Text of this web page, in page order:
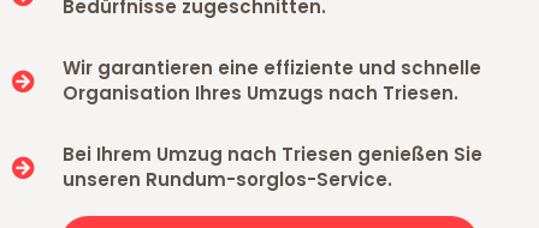
Bedürfnisse zugeschnitten.
Wir garantieren eine effiziente und schnelle
Organisation Ihres Umzugs nach Triesen.
Bei Ihrem Umzug nach Triesen genießen Sie
unseren Rundum-sorglos-Service.